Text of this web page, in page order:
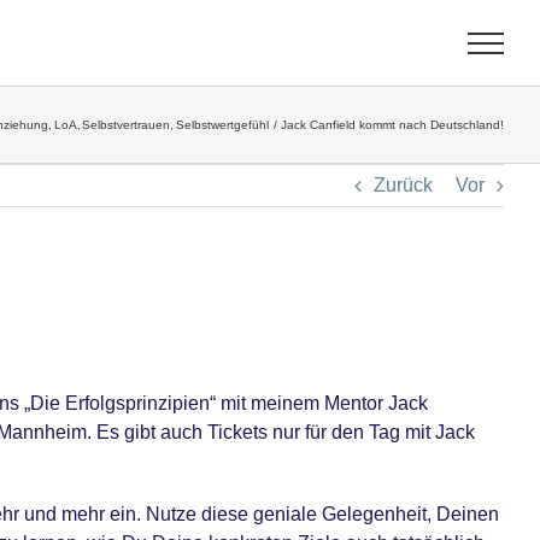
LoA Selbstvertrauen Selbstwertgefühl Jack Canfield kommt nach Deutschland!
Zurück Vor
„Die Erfolgsprinzipien“ mit meinem Mentor Jack
Es gibt auch Tickets nur für den Tag mit Jack
und mehr ein. Nutze diese geniale Gelegenheit, Deinen